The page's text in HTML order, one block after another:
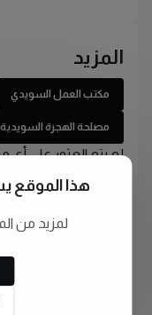
المزيد
مكتب العمل السويدي
مصلحة الهجرة السويدية
لم يتم العثور على أي
هذا الموقع
لمزيد من